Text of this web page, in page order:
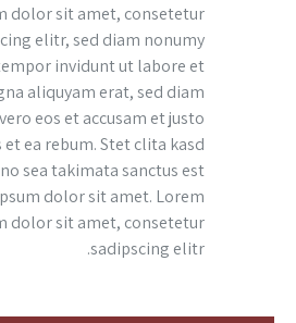
dolor sit amet, consetetur
elitr, sed diam nonumy
invidunt ut labore et
aliquyam erat, sed diam
eos et accusam et justo
ea rebum. Stet clita kasd
sea takimata sanctus est
dolor sit amet. Lorem
dolor sit amet, consetetur
sadipscing elitr.